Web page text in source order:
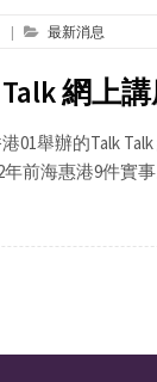
| 最新消息
網上
港01舉辦的Talk
前海惠港9件實事